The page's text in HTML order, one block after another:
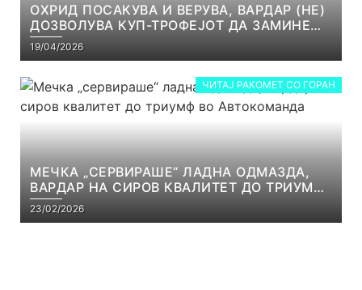
ОХРИД ПОСАКУВА И ВЕРУВА, ВАРДАР (НЕ)
ДОЗВОЛУВА КУП-ТРОФЕЈОТ ДА ЗАМИНЕ
ОД СКОПЈЕ
19/04/2026
ЧИТАЈ РАКОМЕТ СО ГОРАН
МЕЧКА „СЕРВИРАШЕ“ ЛАДНА ОДМАЗДА,
ВАРДАР НА СИРОВ КВАЛИТЕТ ДО ТРИУМФ
ВО АВТОКОМАНДА
23/02/2026